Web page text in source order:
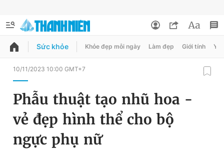
QUẢNG CÁO ĐẶT BÁO
Chuyên mục
Chuyên mục khác
Đổi mật khẩu
Tin đã lưu
Tin đã xem
Sức khỏe Khỏe đẹp mỗi ngày Làm đẹp Giới tính Y
10/11/2023 10:00 GMT+7
Phẫu thuật tạo nhũ hoa -
vẻ đẹp hình thể cho bộ
ngực phụ nữ